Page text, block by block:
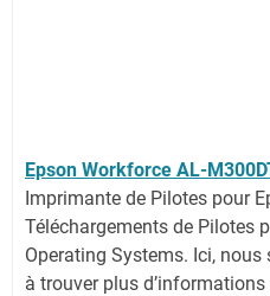
Epson Workforce AL-
Imprimante de Pilotes pour
Téléchargements de Pilotes
Operating Systems. Ici,
à trouver plus